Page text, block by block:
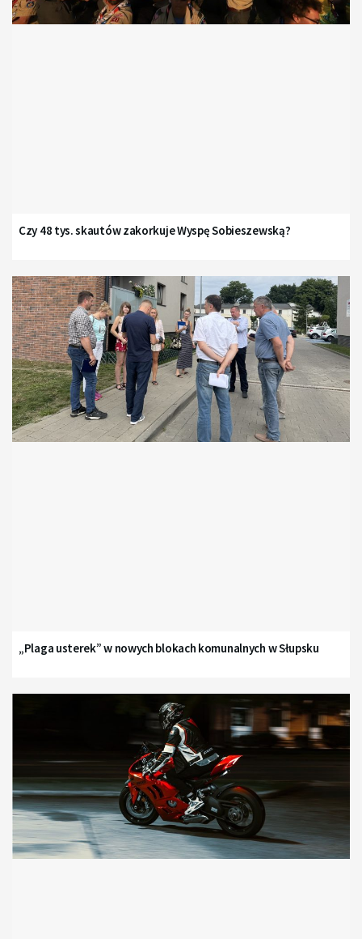
Czy 48 tys. skautów zakorkuje Wyspę Sobieszewską?
„Plaga usterek” w nowych blokach komunalnych w Słupsku